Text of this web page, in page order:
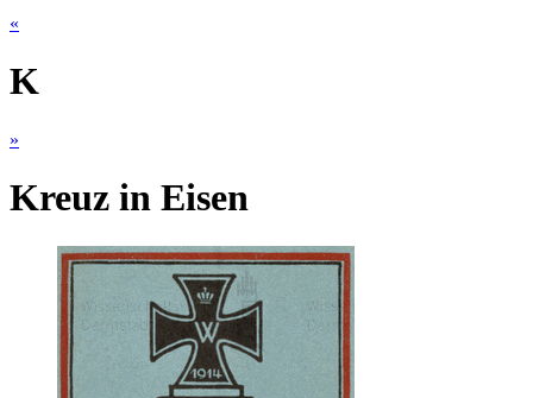
«
K
»
Kreuz in Eisen